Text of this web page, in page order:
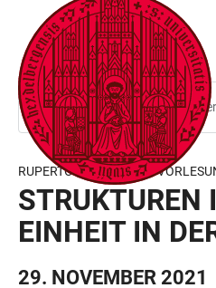
ACCESSIBILITY
LINKS
JUMP
TO
MAIN
CONTENT
OPEN
MAIN
NAVIGATION
OPEN
SEARCH
FORM
This page is only available in
RUPERTO CAROLA
STRUKTUREN
EINHEIT IN
29. NOVEMBER 2021